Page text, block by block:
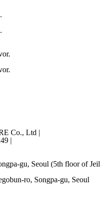
Co., Ltd |
|
gu, Seoul (5th floor of Jeil
ro, Songpa-gu, Seoul